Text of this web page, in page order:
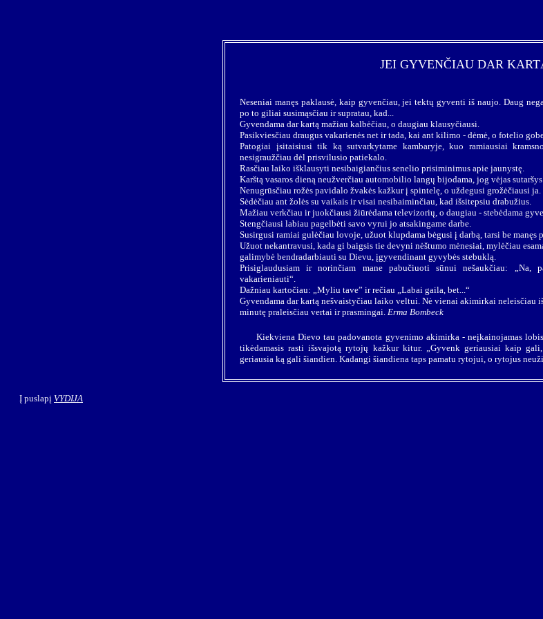
JEI GYVENČIAU DAR
Neseniai manęs paklausė, kaip gyvenčiau, jei tektų gyventi iš naujo. Daug
po to giliai susimąsčiau ir supratau, kad...
Gyvendama dar kartą mažiau kalbėčiau, o daugiau klausyčiausi.
Pasikviesčiau draugus vakarienės net ir tada, kai ant kilimo - dėmė, o fotelio
Patogiai įsitaisiusi tik ką sutvarkytame kambaryje, kuo ramiausiai
nesigraužčiau dėl prisvilusio patiekalo.
Rasčiau laiko išklausyti nesibaigiančius senelio prisiminimus apie jaunystę.
Karštą vasaros dieną neužverčiau automobilio langų bijodama, jog vėjas
Nenugrūsčiau rožės pavidalo žvakės kažkur į spintelę, o uždegusi grožėčiausi ja.
Sėdėčiau ant žolės su vaikais ir visai nesibaiminčiau, kad išsitepsiu drabužius.
Mažiau verkčiau ir juokčiausi žiūrėdama televizorių, o daugiau - stebėdama
Stengčiausi labiau pagelbėti savo vyrui jo atsakingame darbe.
Susirgusi ramiai gulėčiau lovoje, užuot klupdama bėgusi į darbą, tarsi be manęs
Užuot nekantravusi, kada gi baigsis tie devyni nėštumo mėnesiai, mylėčiau
galimybė bendradarbiauti su Dievu, įgyvendinant gyvybės stebuklą.
Prisiglaudusiam ir norinčiam mane pabučiuoti sūnui nešaukčiau: „Na,
vakarieniauti“.
Dažniau kartočiau: „Myliu tave” ir rečiau „Labai gaila, bet...“
Gyvendama dar kartą nešvaistyčiau laiko veltui. Nė vienai akimirkai neleisčiau
minutę praleisčiau vertai ir prasmingai. Erma Bombeck
Kiekviena Dievo tau padovanota gyvenimo akimirka - neįkainojamas
tikėdamasis rasti išsvajotą rytojų kažkur kitur. „Gyvenk geriausiai kaip
geriausia ką gali šiandien. Kadangi šiandiena taps pamatu rytojui, o rytojus
Į puslapį VYDIJA